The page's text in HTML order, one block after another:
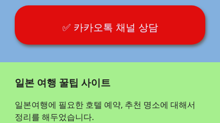
✅ 카카오톡 채널 상담
일본 여행 꿀팁 사이트
일본여행에 필요한 호텔 예약, 추천 명소에 대해서
정리를 해두었습니다.